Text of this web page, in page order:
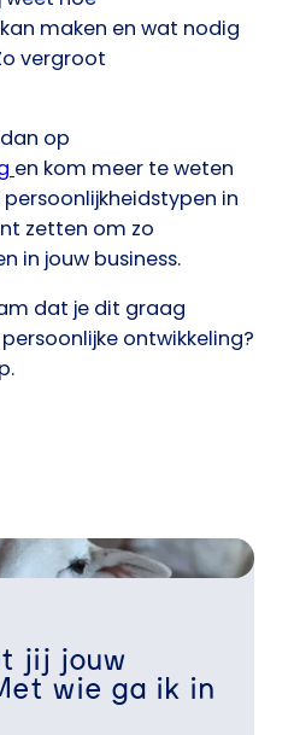
maken en wat nodig
vergroot
op
en kom meer te weten
in
zetten om zo
in jouw business.
dat je dit graag
ontwikkeling?
jij jouw
wie ga ik in